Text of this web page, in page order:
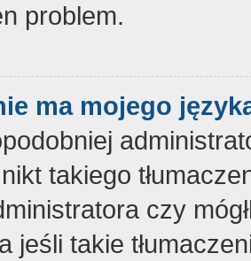
problem.
ma mojego
takiego
czy
jeśli takie